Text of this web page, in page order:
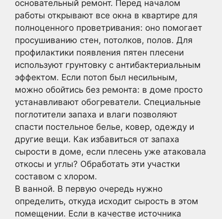
основательный ремонт. Перед началом
работы открывают все окна в квартире для
полноценного проветривания: оно помогает
просушиванию стен, потолков, полов. Для
профилактики появления пятен плесени
используют грунтовку с антибактериальным
эффектом. Если потоп был несильным,
можно обойтись без ремонта: в доме просто
устанавливают обогреватели. Специальные
поглотители запаха и влаги позволяют
спасти постельное белье, ковер, одежду и
другие вещи. Как избавиться от запаха
сырости в доме, если плесень уже атаковала
откосы и углы? Обработать эти участки
составом с хлором.
В ванной. В первую очередь нужно
определить, откуда исходит сырость в этом
помещении. Если в качестве источника